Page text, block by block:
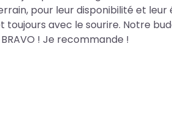
pour leur disponibilité et leur
avec le sourire. Notre
! Je recommande !